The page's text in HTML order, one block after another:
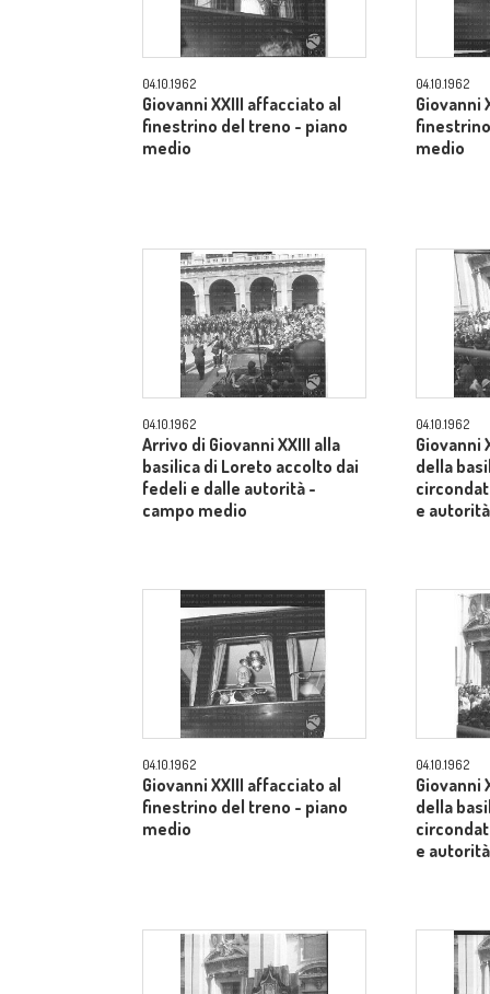
04.10.1962
Giovanni XXIII affacciato al
finestrino del treno - piano
medio
04.10.1962
Giovanni
medio
04.10.1962
Arrivo di Giovanni XXIII alla
basilica di Loreto accolto dai
fedeli e dalle autorità -
campo medio
04.10.1962
Giovanni
della
e
04.10.1962
Giovanni XXIII affacciato al
finestrino del treno - piano
medio
04.10.1962
Giovanni
della
e